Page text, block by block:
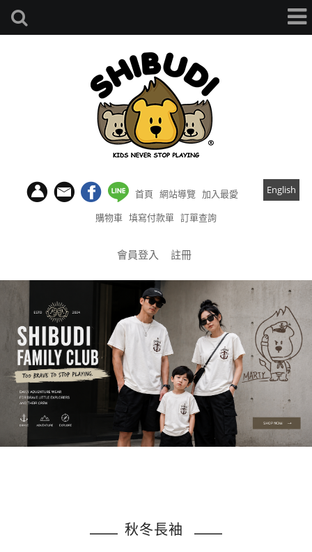
首頁 網站導覽 加入最愛 English
購物車 填寫付款單 訂單查詢
會員登入 註冊
秋冬長袖